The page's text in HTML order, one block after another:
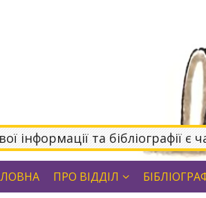
інформації та бібліографії є
ПРО ВІДДІЛ